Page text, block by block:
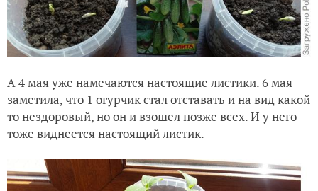
А 4 мая уже намечаются настоящие листики. 6 мая
заметила, что 1 огурчик стал отставать и на вид какой
то нездоровый, но он и взошел позже всех. И у него
тоже виднеется настоящий листик.